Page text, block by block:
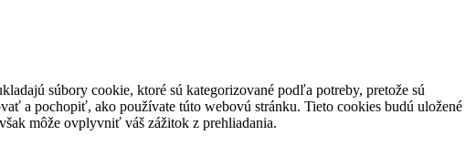
súbory cookie, ktoré sú kategorizované podľa potreby, pretože sú
a pochopiť, ako používate túto webovú stránku. Tieto cookies budú uložené
môže ovplyvniť váš zážitok z prehliadania.